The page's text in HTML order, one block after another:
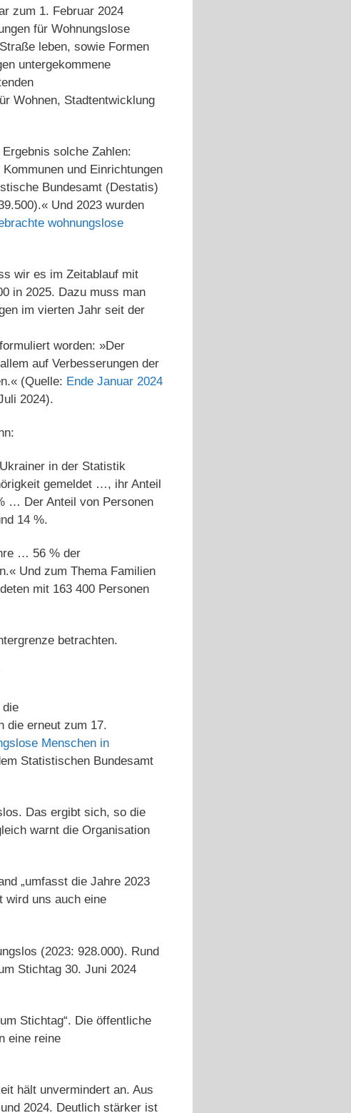
zum 1. Februar 2024
für Wohnungslose
leben, sowie Formen
untergekommene
Wohnen, Stadtentwicklung
solche Zahlen:
und Einrichtungen
Bundesamt (Destatis)
Und 2023 wurden
wohnungslose
wir es im Zeitablauf mit
in 2025. Dazu muss man
im vierten Jahr seit der
worden: »Der
auf Verbesserungen der
(Quelle: Ende Januar 2024
2024).
in der Statistik
gemeldet …, ihr Anteil
… Der Anteil von Personen
14 %.
… 56 % der
Und zum Thema Familien
mit 163 400 Personen
betrachten.
die
die erneut zum 17.
Menschen in
Statistischen Bundesamt
Das ergibt sich, so die
warnt die Organisation
„umfasst die Jahre 2023
wird uns auch eine
(2023: 928.000). Rund
Stichtag 30. Juni 2024
Stichtag“. Die öffentliche
eine reine
hält unvermindert an. Aus
2024. Deutlich stärker ist